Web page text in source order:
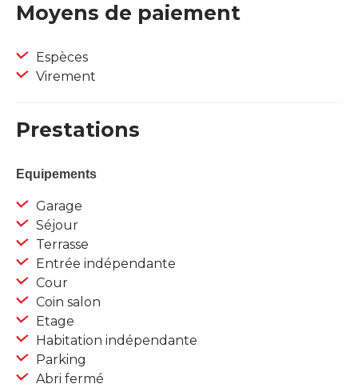
Moyens de paiement
Espèces
Virement
Prestations
Equipements
Garage
Séjour
Terrasse
Entrée indépendante
Cour
Coin salon
Etage
Habitation indépendante
Parking
Abri fermé